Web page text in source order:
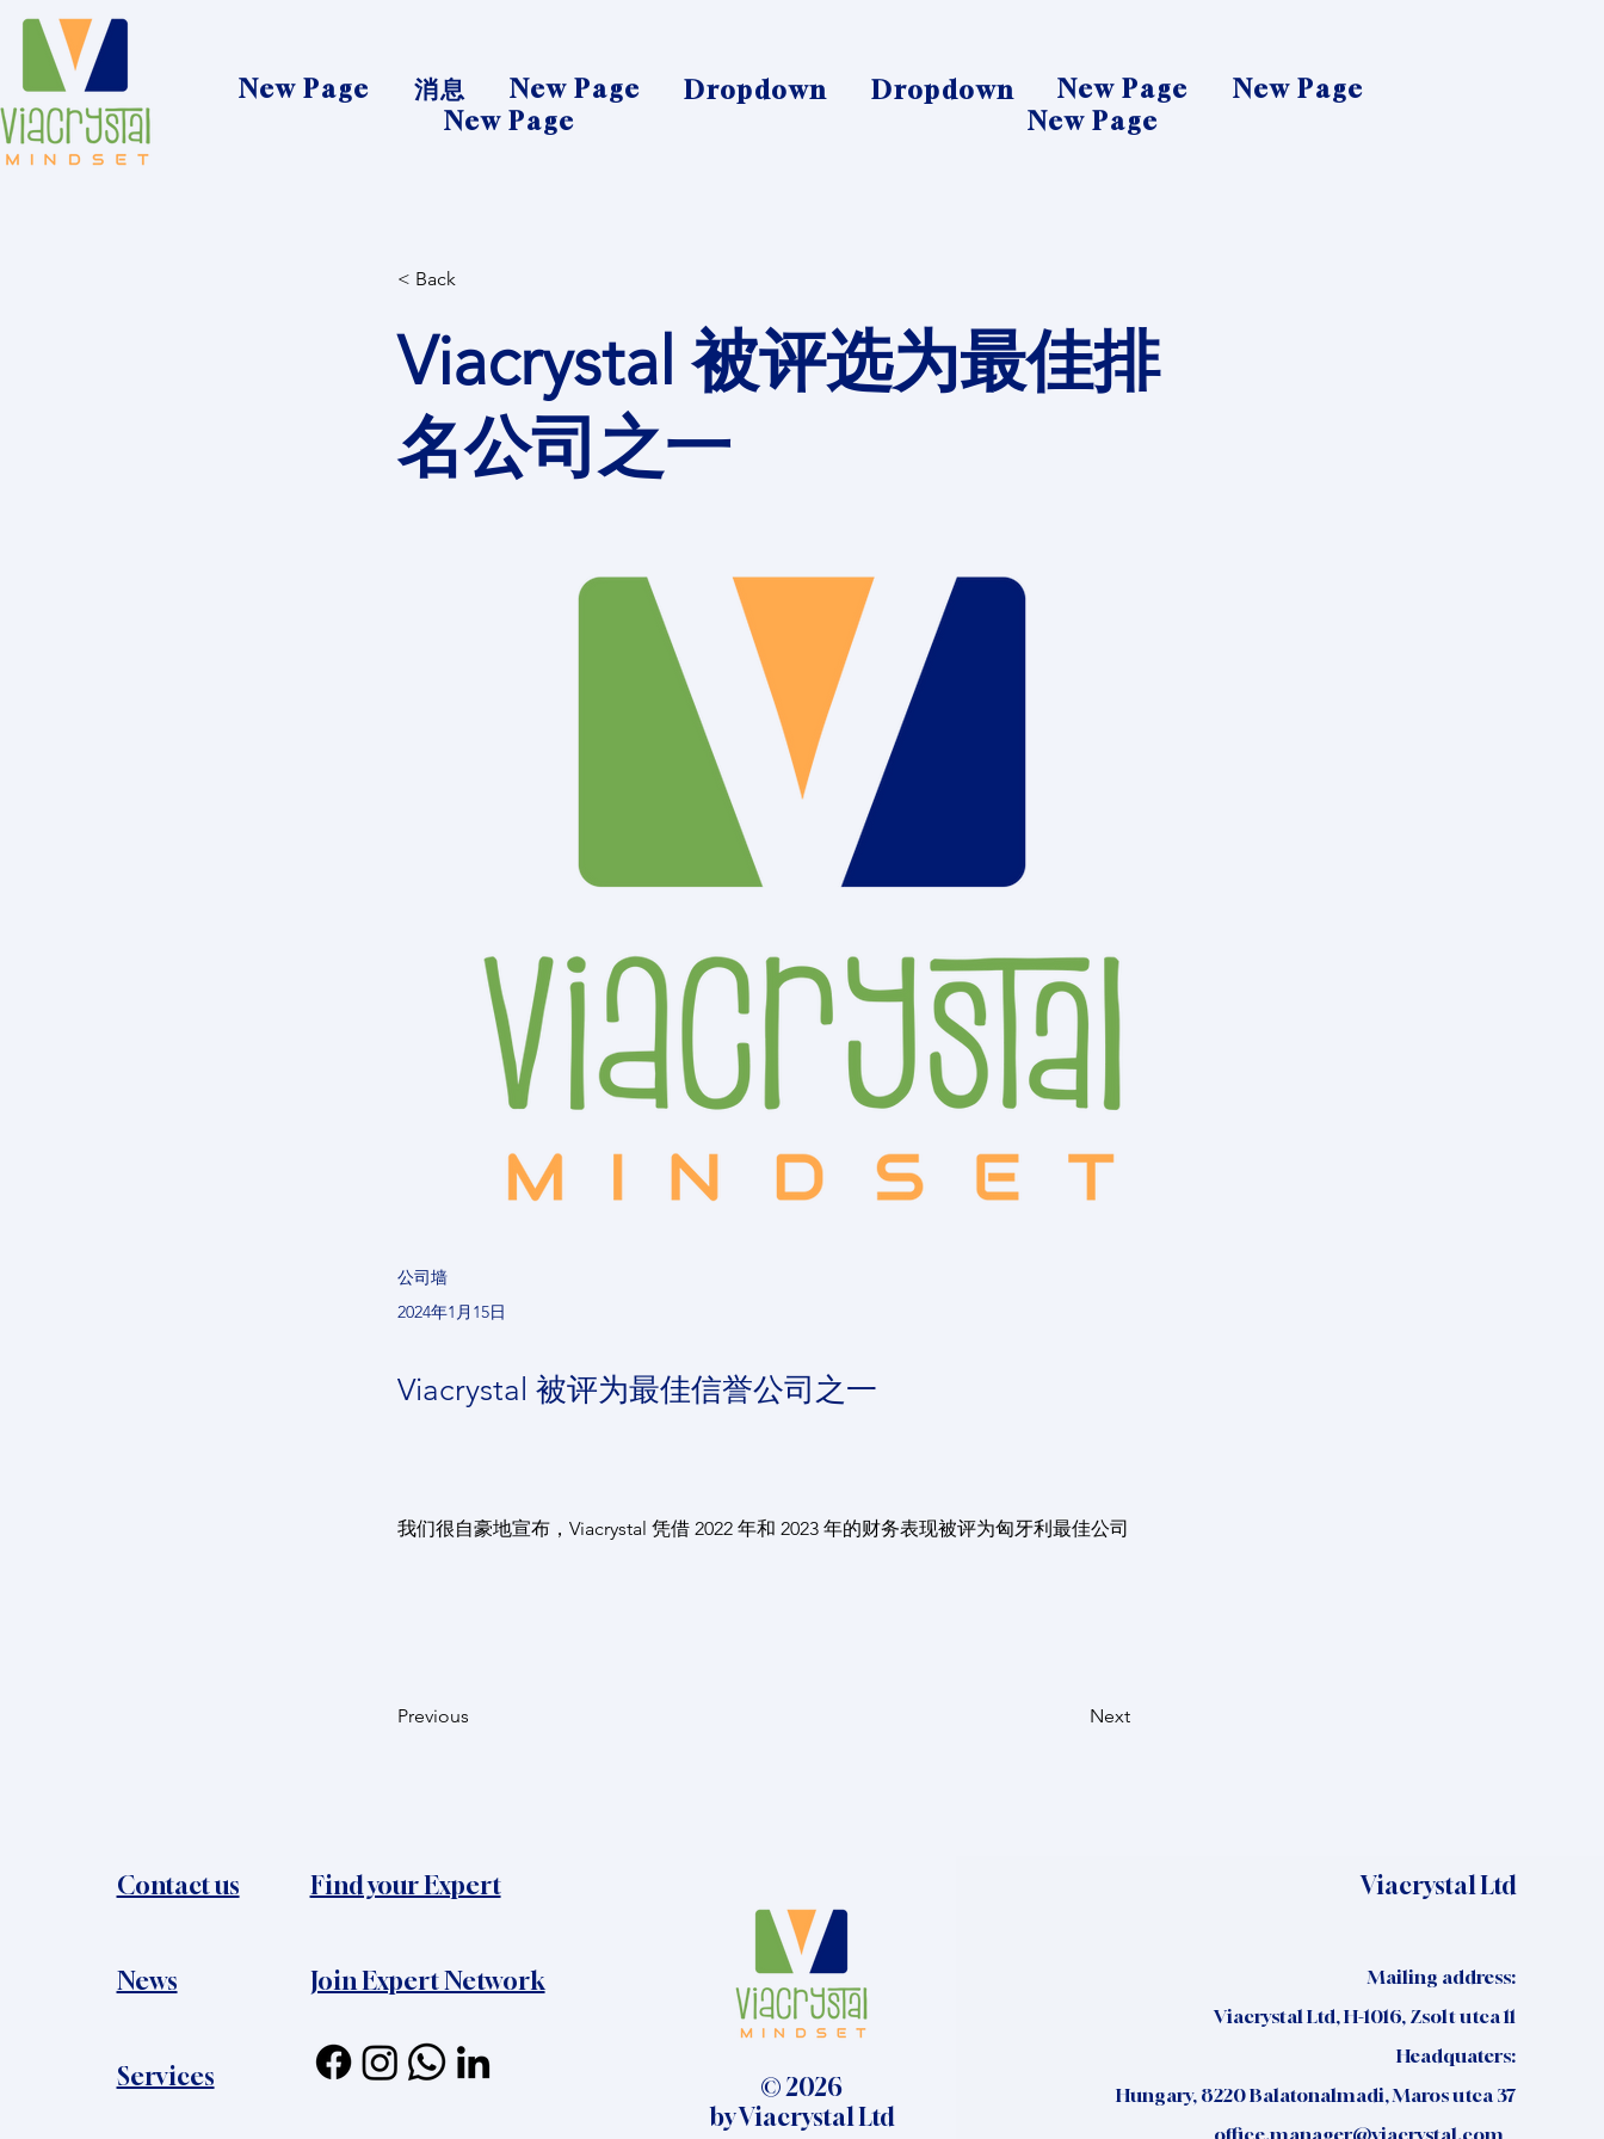
New Page 消息 New Page Dropdown Dropdown New Page
New Page
New Page
New Page
< Back
Viacrystal 被评选为最佳排
名公司之一
公司墙
2024年1月15日
Viacrystal 被评为最佳信誉公司之一
我们很自豪地宣布，Viacrystal 凭借 2022 年和 2023 年的财务表现被评为匈牙利最佳公司
Previous Next
Contact us
News​
Services
Find your Expert
Join Expert Network
© 2026
by Viacrystal Ltd​
Viacrystal Ltd
Mailing address:
Viacrystal Ltd, H-1016, Zsolt utca 11
Headquaters:
Hungary, 8220 Balatonalmadi, Maros utca 37
office.manager@viacrystal.com